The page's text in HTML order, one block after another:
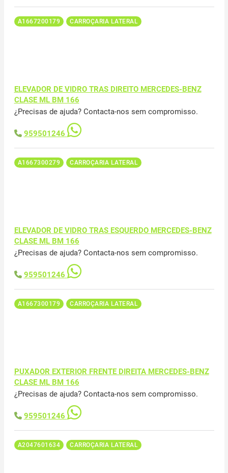
A1667200179 CARROÇARIA LATERAL
ELEVADOR DE VIDRO TRAS DIREITO MERCEDES-BENZ
CLASE ML BM 166
¿Precisas de ajuda? Contacta-nos sem compromisso.
959501246
A1667300279 CARROÇARIA LATERAL
ELEVADOR DE VIDRO TRAS ESQUERDO MERCEDES-BENZ
CLASE ML BM 166
¿Precisas de ajuda? Contacta-nos sem compromisso.
959501246
A1667300179 CARROÇARIA LATERAL
PUXADOR EXTERIOR FRENTE DIREITA MERCEDES-BENZ
CLASE ML BM 166
¿Precisas de ajuda? Contacta-nos sem compromisso.
959501246
A2047601634 CARROÇARIA LATERAL